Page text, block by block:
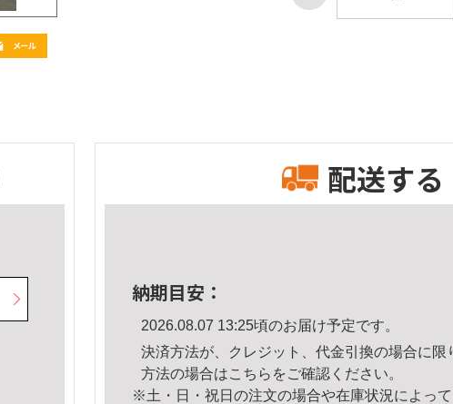
配送する
納期目安：
2026.08.07 13:25頃のお届け予定です。
決済方法が、クレジット、代金引換の場合に限
方法の場合はこちら をご確認ください。
※土・日・祝日の注文の場合や在庫状況によっ